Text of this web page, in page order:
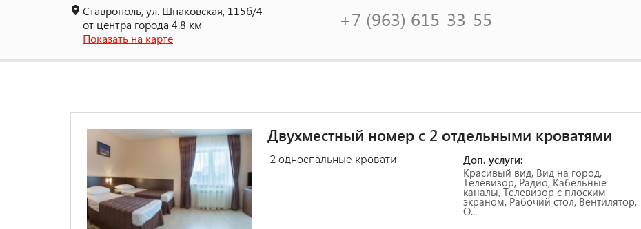
Ставрополь, ул. Шпаковская, 115б/4
от центра города 4.8 км
Показать на карте
+7 (963) 615-33-55
Двухместный номер с 2 отдельными кроватями
2 односпальные кровати
Доп. услуги:
Красивый вид, Вид на город,
Телевизор, Радио, Кабельные
каналы, Телевизор с плоским
экраном, Рабочий стол, Вентилятор,
О...